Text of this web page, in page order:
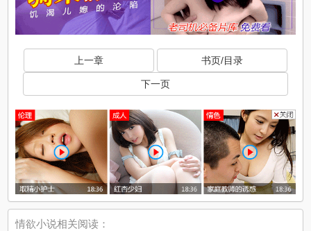
上一章 书页/目录
下一页
情欲小说相关阅读：